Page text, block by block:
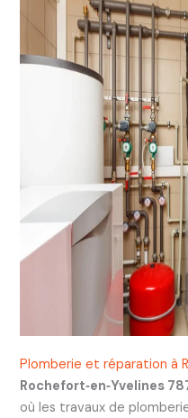
Plomberie et réparation à
Rochefort‑en‑Yvelines
où les travaux de